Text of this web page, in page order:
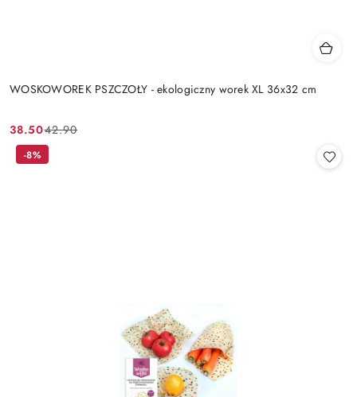
WOSKOWOREK PSZCZOŁY - ekologiczny worek XL 36x32 cm
Cena
promocyjna:
38.50
Cena
przed
42.90
-8%